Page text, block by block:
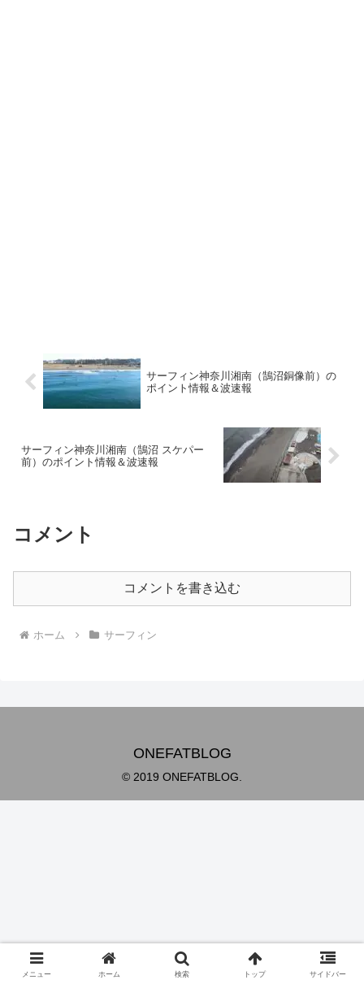
サーフィン神奈川湘南（鵠沼銅像前）の
ポイント情報＆波速報
サーフィン神奈川湘南（鵠沼 スケパー
前）のポイント情報＆波速報
コメント
コメントを書き込む
ホーム サーフィン
ONEFATBLOG
© 2019 ONEFATBLOG.
メニュー ホーム 検索 トップ サイドバー